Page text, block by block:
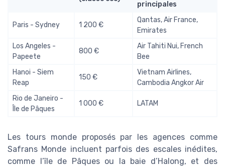
principales
Paris - Sydney 1 200 €
Qantas, Air France,
Emirates
Los Angeles -
Papeete
800 €
Air Tahiti Nui, French
Bee
Hanoi - Siem
Reap
150 €
Vietnam Airlines,
Cambodia Angkor Air
Rio de Janeiro -
Île de Pâques
1 000 € LATAM
Les tours monde proposés par les agences comme
Safrans Monde incluent parfois des escales inédites,
comme l’île de Pâques ou la baie d’Halong, et des